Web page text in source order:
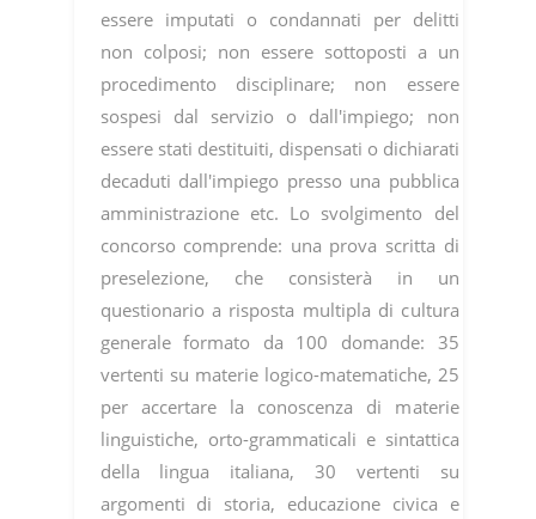
essere imputati o condannati per delitti
non colposi; non essere sottoposti a un
procedimento disciplinare; non essere
sospesi dal servizio o dall'impiego; non
essere stati destituiti, dispensati o dichiarati
decaduti dall'impiego presso una pubblica
amministrazione etc. Lo svolgimento del
concorso comprende: una prova scritta di
preselezione, che consisterà in un
questionario a risposta multipla di cultura
generale formato da 100 domande: 35
vertenti su materie logico-matematiche, 25
per accertare la conoscenza di materie
linguistiche, orto-grammaticali e sintattica
della lingua italiana, 30 vertenti su
argomenti di storia, educazione civica e